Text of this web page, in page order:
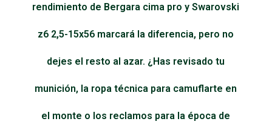
rendimiento de Bergara cima pro y Swarovski
z6 2,5-15x56 marcará la diferencia, pero no
dejes el resto al azar. ¿Has revisado tu
munición, la ropa técnica para camuflarte en
el monte o los reclamos para la época de